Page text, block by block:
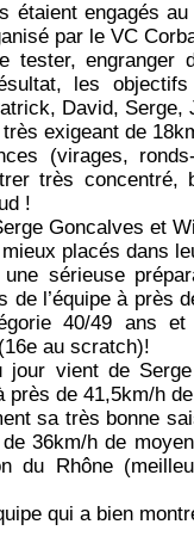
étaient engagés
par le VC
tester, engranger
les objectifs
David, Serge,
exigeant de
(virages,
très concentré,
!
Goncalves et
placés dans
sérieuse
l’équipe à près
40/49 ans
au scratch)!
jour vient de
près de 41,5km/h
sa très bonne
36km/h de
du Rhône
qui a bien